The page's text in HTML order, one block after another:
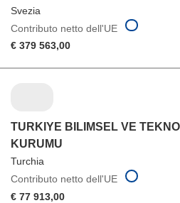
Svezia
Contributo netto dell'UE
€ 379 563,00
TURKIYE BILIMSEL VE
KURUMU
Turchia
Contributo netto dell'UE
€ 77 913,00